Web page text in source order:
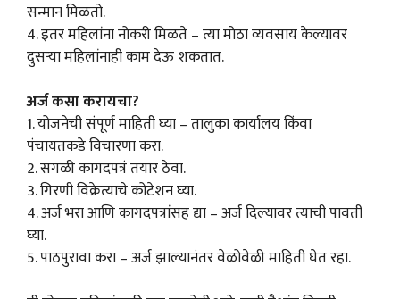
सन्मान मिळतो.
4. इतर महिलांना नोकरी मिळते – त्या मोठा व्यवसाय केल्यावर
दुसऱ्या महिलांनाही काम देऊ शकतात.
अर्ज कसा करायचा?
1. योजनेची संपूर्ण माहिती घ्या – तालुका कार्यालय किंवा
पंचायतकडे विचारणा करा.
2. सगळी कागदपत्रं तयार ठेवा.
3. गिरणी विक्रेत्याचे कोटेशन घ्या.
4. अर्ज भरा आणि कागदपत्रांसह द्या – अर्ज दिल्यावर त्याची पावती
घ्या.
5. पाठपुरावा करा – अर्ज झाल्यानंतर वेळोवेळी माहिती घेत रहा.